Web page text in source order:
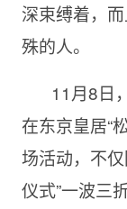
深束缚着，
殊的人。
11月8日
在东京皇居“
场活动，不
仪式”一波三